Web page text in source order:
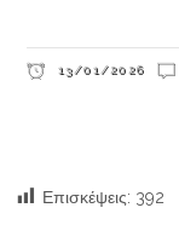
13/01/2026
Επισκέψεις: 392